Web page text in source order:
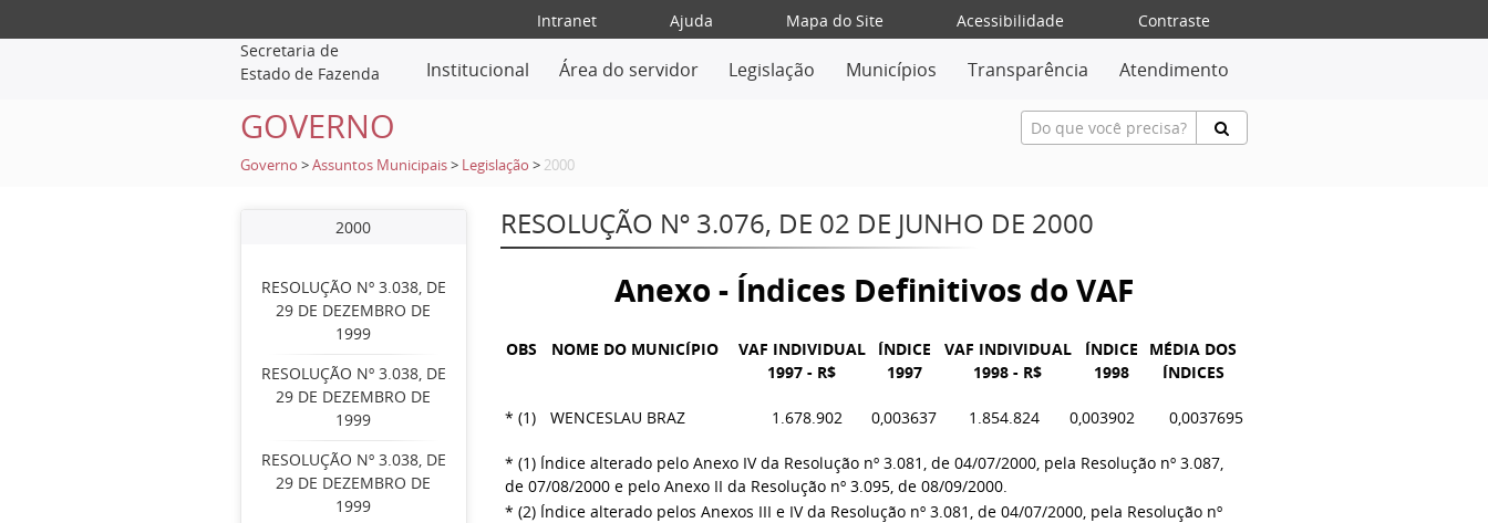
Intranet Ajuda Mapa do Site Acessibilidade
Contraste
Secretaria de
Estado de Fazenda
Institucional Área do servidor Legislação Municípios Transparência Atendimento
GOVERNO
Governo >Assuntos Municipais > Legislação > 2000
2000
RESOLUÇÃO Nº 3.038, DE
29 DE DEZEMBRO DE
1999
RESOLUÇÃO Nº 3.038, DE
29 DE DEZEMBRO DE
1999
RESOLUÇÃO Nº 3.038, DE
29 DE DEZEMBRO DE
1999
RESOLUÇÃO Nº 3.076, DE 02 DE JUNHO DE 2000
Anexo - Índices Definitivos do VAF
OBS NOME DO MUNICÍPIO
VAF INDIVIDUAL
1997 - R$
ÍNDICE
1997
VAF INDIVIDUAL
1998 - R$
ÍNDICE
1998
MÉDIA DOS
ÍNDICES
* (1) WENCESLAU BRAZ 1.678.902 0,003637 1.854.824 0,003902 0,0037695
* (1) Índice alterado pelo Anexo IV da Resolução nº 3.081, de 04/07/2000, pela Resolução nº 3.087,
de 07/08/2000 e pelo Anexo II da Resolução nº 3.095, de 08/09/2000.
* (2) Índice alterado pelos Anexos III e IV da Resolução nº 3.081, de 04/07/2000, pela Resolução nº